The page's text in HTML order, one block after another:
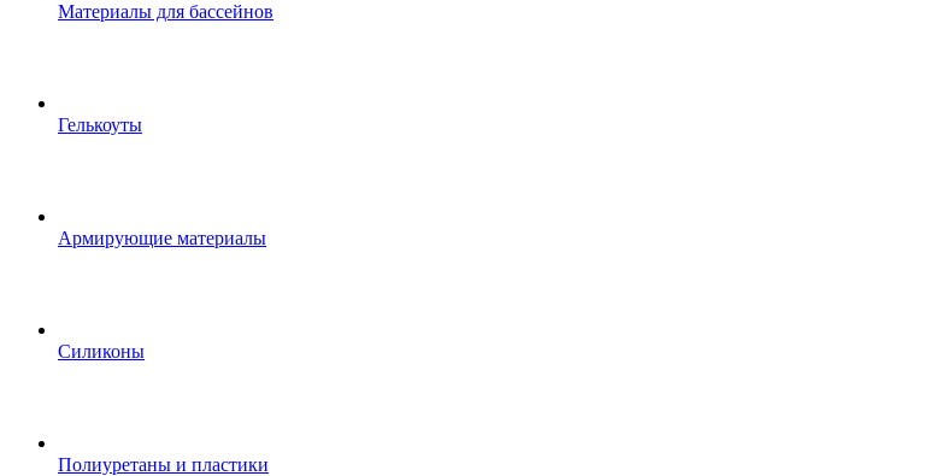
Материалы для бассейнов
Гелькоуты
Армирующие материалы
Силиконы
Полиуретаны и пластики